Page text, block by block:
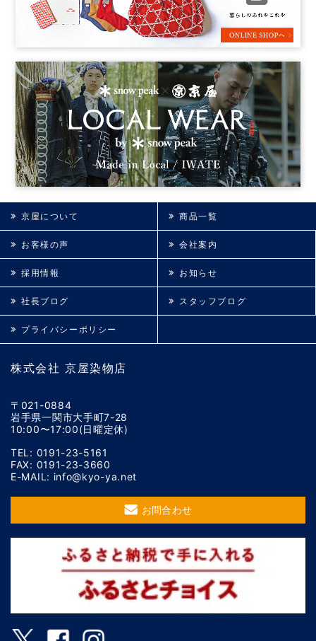
株式会社 京屋染物店
〒021-0884
岩手県一関市大手町7-28
10:00〜17:00(日曜定休)
TEL: 0191-23-5161
FAX: 0191-23-3660
E-MAIL: info@kyo-ya.net
お問合わせ
京屋について 商品一覧
お客様の声 会社案内
採用情報 お知らせ
社長ブログ スタッフブログ
プライバシーポリシー